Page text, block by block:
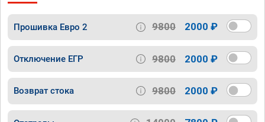
Прошивка Евро 2 9800 2000 ₽
Отключение ЕГР 9800 2000 ₽
Возврат стока 9800 2000 ₽